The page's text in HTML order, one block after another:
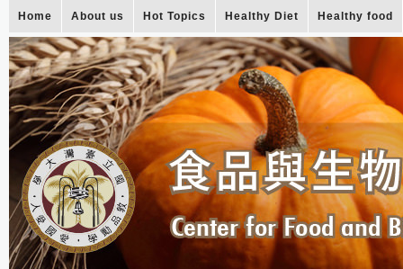
Home About us Hot Topics Healthy Diet Healthy food